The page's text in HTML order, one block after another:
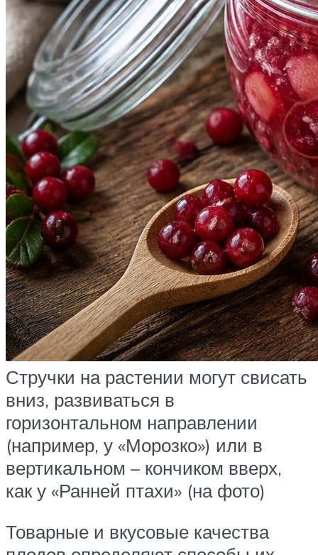
Стручки на растении могут свисать
вниз, развиваться в
горизонтальном направлении
(например, у «Морозко») или в
вертикальном – кончиком вверх,
как у «Ранней птахи» (на фото)
Товарные и вкусовые качества